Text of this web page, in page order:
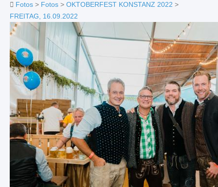
Fotos > Fotos > OKTOBERFEST KONSTANZ 2022 >
FREITAG, 16.09.2022